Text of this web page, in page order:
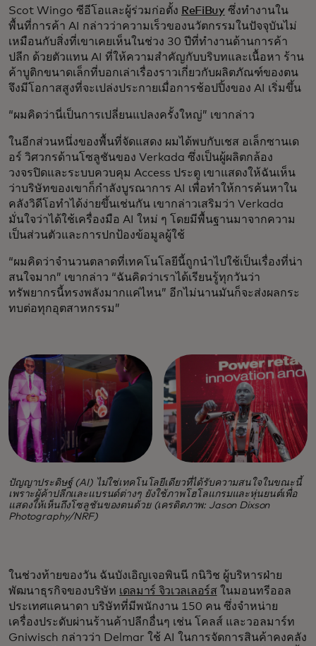
Scot Wingo ซีอีโอและผู้ร่วมก่อตั้ง ReFiBuyซึ่งทํางานใน
พื้นที่การค้า AI กล่าวว่าความเร็วของนวัตกรรมในปัจจุบันไม่
เหมือนกับสิ่งที่เขาเคยเห็นในช่วง 30 ปีที่ทํางานด้านการค้า
ปลีก ด้วยตัวแทน AI ที่ให้ความสําคัญกับบริบทและเนื้อหา ร้าน
ค้าบูติกขนาดเล็กที่บอกเล่าเรื่องราวเกี่ยวกับผลิตภัณฑ์ของตน
จึงมีโอกาสสูงที่จะเปล่งประกายเมื่อการช้อปปิ้งของ AI เริ่มขึ้น
“ผมคิดว่านี่เป็นการเปลี่ยนแปลงครั้งใหญ่” เขากล่าว
ในอีกส่วนหนึ่งของพื้นที่จัดแสดง ผมได้พบกับเชส อเล็กซานเด
อร์ วิศวกรด้านโซลูชันของ Verkada ซึ่งเป็นผู้ผลิตกล้อง
วงจรปิดและระบบควบคุม Access ประตู เขาแสดงให้ฉันเห็น
ว่าบริษัทของเขาก็กำลังบูรณาการ AI เพื่อทำให้การค้นหาใน
คลังวิดีโอทำได้ง่ายขึ้นเช่นกัน เขากล่าวเสริมว่า Verkada
มั่นใจว่าได้ใช้เครื่องมือ AI ใหม่ ๆ โดยมีพื้นฐานมาจากความ
เป็นส่วนตัวและการปกป้องข้อมูลผู้ใช้
“ผมคิดว่าจำนวนตลาดที่เทคโนโลยีนี้ถูกนำไปใช้เป็นเรื่องที่น่า
สนใจมาก” เขากล่าว “ฉันคิดว่าเราได้เรียนรู้ทุกวันว่า
ทรัพยากรนี้ทรงพลังมากแค่ไหน” อีกไม่นานมันก็จะส่งผลกระ
ทบต่อทุกอุตสาหกรรม”
ปัญญาประดิษฐ์ (AI) ไม่ใช่เทคโนโลยีเดียวที่ได้รับความสนใจในขณะนี้
เพราะผู้ค้าปลีกและแบรนด์ต่างๆ ยังใช้ภาพโฮโลแกรมและหุ่นยนต์เพื่อ
แสดงให้เห็นถึงโซลูชันของตนด้วย (เครดิตภาพ: Jason Dixson
Photography/NRF)
ในช่วงท้ายของวัน ฉันบังเอิญเจอพินนี กนิวิช ผู้บริหารฝ่าย
พัฒนาธุรกิจของบริษัท เดลมาร์ จิวเวลเลอร์ส ในมอนทรีออล
ประเทศแคนาดา บริษัทที่มีพนักงาน 150 คน ซึ่งจำหน่าย
เครื่องประดับผ่านร้านค้าปลีกอื่นๆ เช่น โคลส์ และวอลมาร์ท
Gniwisch กล่าวว่า Delmar ใช้ AI ในการจัดการสินค้าคงคลัง